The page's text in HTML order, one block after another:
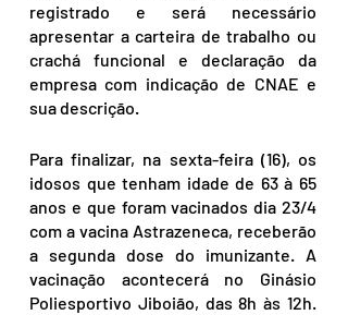
registrado e será necessário
apresentar a carteira de trabalho ou
crachá funcional e declaração da
empresa com indicação de CNAE e
sua descrição.
Para finalizar, na sexta-feira (16), os
idosos que tenham idade de 63 à 65
anos e que foram vacinados dia 23/4
com a vacina Astrazeneca, receberão
a segunda dose do imunizante. A
vacinação acontecerá no Ginásio
Poliesportivo Jiboião, das 8h às 12h.